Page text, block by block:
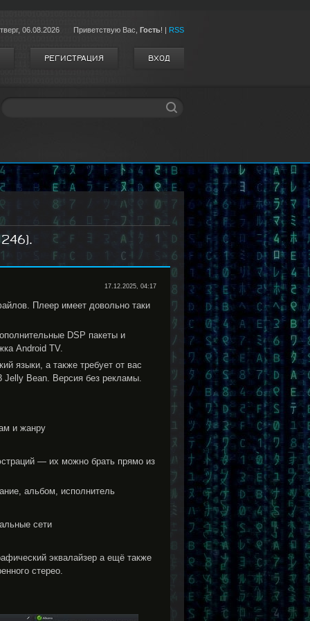
06.08.2026 Приветствую Вас Гость! | RSS
РЕГИСТРАЦИЯ ВХОД
246).
17.12.2025, 04:17
Плеер имеет довольно таки
DSP пакеты и
Android TV.
языки, а также требует от вас
Jelly Bean. Версия без рекламы.
и жанру
— их можно брать прямо из
альбом, исполнитель
сети
эквалайзер а ещё также
стерео.